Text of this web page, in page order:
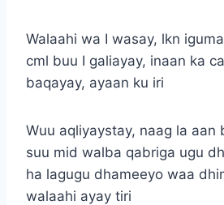
Walaahi wa I wasay, lkn
cml buu I galiayay, inaan ka
baqayay, ayaan ku iri
Wuu aqliyaystay, naag la aan
suu mid walba qabriga ugu
ha lagugu dhameeyo waa
walaahi ayay tiri